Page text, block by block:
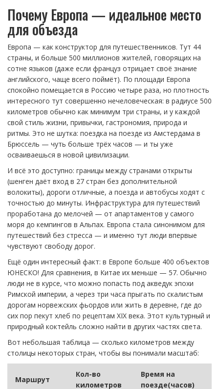
Почему Европа — идеальное место
для объезда
Европа — как конструктор для путешественников. Тут 44
страны, и больше 500 миллионов жителей, говорящих на
сотне языков (даже если француз отрицает своё знание
английского, чаще всего поймёт). По площади Европа
спокойно помещается в Россию четыре раза, но плотность
интересного тут совершенно нечеловеческая: в радиусе 500
километров обычно как минимум три страны, и у каждой
свой стиль жизни, привычки, гастрономия, природа и
ритмы. Это не шутка: поездка на поезде из Амстердама в
Брюссель — чуть больше трёх часов — и ты уже
осваиваешься в новой цивилизации.
И всё это доступно: границы между странами открыты
(шенген даёт вход в 27 стран без дополнительной
волокиты), дороги отличные, а поезда и автобусы ходят с
точностью до минуты. Инфраструктура для путешествий
проработана до мелочей — от апартаментов у самого
моря до кемпингов в Альпах. Европа стала синонимом для
путешествий без стресса — и именно тут люди впервые
чувствуют свободу дорог.
Ещё один интересный факт: в Европе больше 400 объектов
ЮНЕСКО! Для сравнения, в Китае их меньше — 57. Обычно
люди не в курсе, что можно попасть под акведук эпохи
Римской империи, а через три часа прыгать по скалистым
дорогам норвежских фьордов или жить в деревне, где до
сих пор пекут хлеб по рецептам XIX века. Этот культурный и
природный коктейль сложно найти в других частях света.
Вот небольшая таблица — сколько километров между
столицы некоторых стран, чтобы вы понимали масштаб:
Маршрут
Кол-во
километров
Время на
поезде(часов)